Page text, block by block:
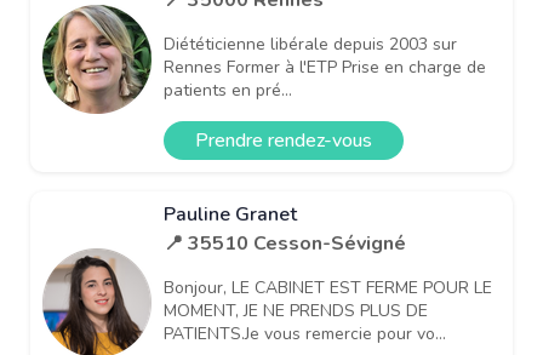
Diététicienne libérale depuis 2003 sur
Rennes Former à l'ETP Prise en charge de
patients en pré...
Prendre rendez-vous
Pauline Granet
📍 35510 Cesson-Sévigné
Bonjour, LE CABINET EST FERME POUR LE
MOMENT, JE NE PRENDS PLUS DE
PATIENTS.Je vous remercie pour vo...